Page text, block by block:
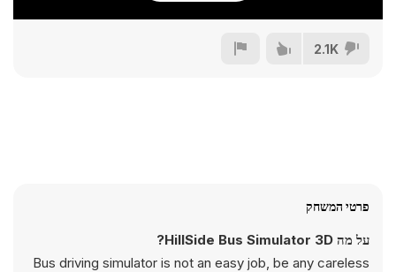
2.1K
פרטי המשחק
על מה HillSide Bus Simulator 3D?
Bus driving simulator is not an easy job, be any careless